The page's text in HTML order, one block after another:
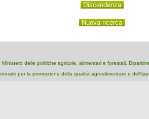
Ministero delle politiche agricole, alimentari e forestali,
per la promozione della qualità agroalimentare e